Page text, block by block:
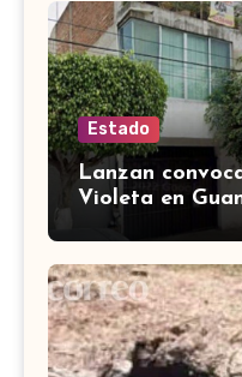
Estado
Lanzan
Violeta en
requisitos y